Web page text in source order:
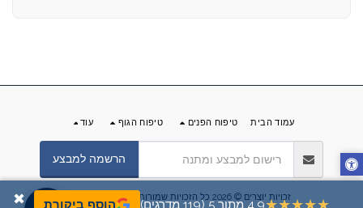
✖ ★★★★★4.9 מתוך 5 (119 מדרגים) הוסף ביקורת
עמוד הבית טיפוח הפנים טיפוח הגוף עוד
הרשמה למבצע
זכויות יוצרים © 2026 כל הזכויות שמורות - מוצרי ים המלח